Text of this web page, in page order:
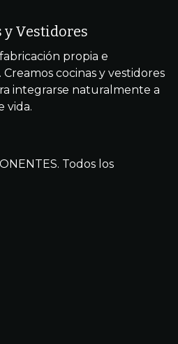
y Vestidores
propia e
cocinas y vestidores
integrarse naturalmente a
vida.
Todos los